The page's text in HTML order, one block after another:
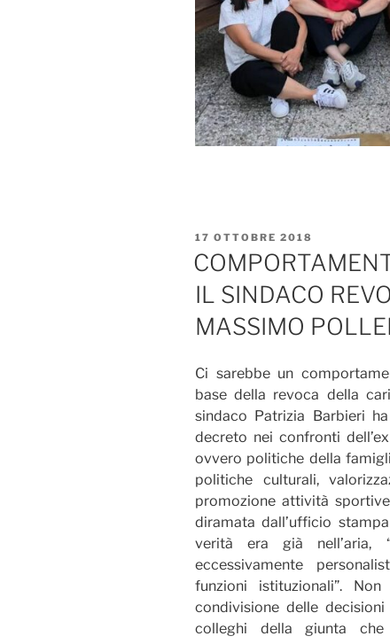
PUBBLICATO
IL
17 OTTOBRE 2018
IL SINDACO
MASSIMO
Ci sarebbe un
base della revoca della
sindaco Patrizia Barbieri
decreto nei confronti
ovvero politiche della
politiche culturali,
promozione attività
diramata dall’ufficio
verità era già nell’aria,
eccessivamente
funzioni istituzionali”.
condivisione delle
colleghi della giunta